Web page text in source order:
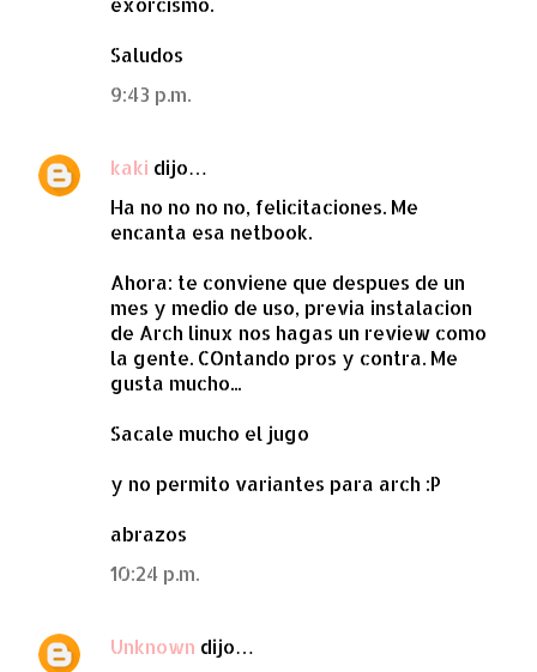
Saludos
9:43 p.m.
kaki dijo…
Ha no no no no, felicitaciones. Me
encanta esa netbook.
Ahora: te conviene que despues de un
mes y medio de uso, previa instalacion
de Arch linux nos hagas un review como
la gente. COntando pros y contra. Me
gusta mucho...
Sacale mucho el jugo
y no permito variantes para arch :P
abrazos
10:24 p.m.
Unknown dijo…